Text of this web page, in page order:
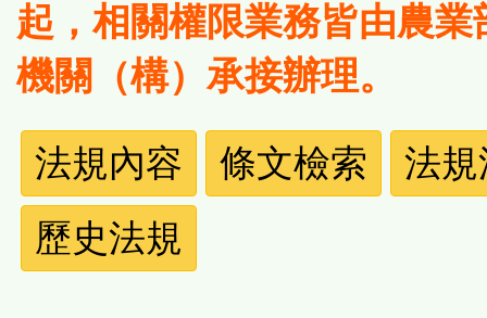
起，相關權限業務皆由農業
機關（構）承接辦理。
法
規
功
法規內容 條文檢索
法
歷史法規